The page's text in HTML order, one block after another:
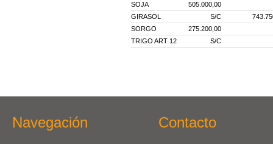
SOJA
505.000,00
GIRASOL
S/C
SORGO
275.200,00
TRIGO ART 12
S/C
Navegación Contacto